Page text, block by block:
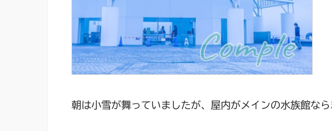
朝は小雪が舞っていましたが、屋内がメインの水族館なら